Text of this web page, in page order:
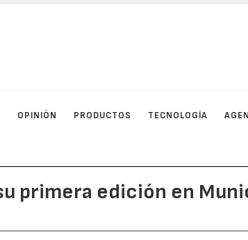
OPINIÓN PRODUCTOS TECNOLOGÍA
primera edición en